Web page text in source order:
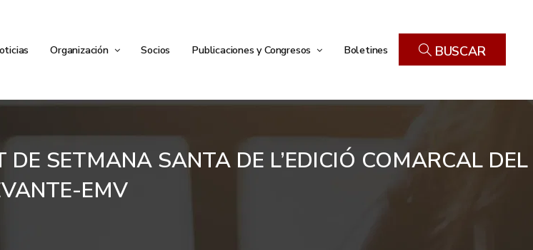
Organización Socios Publicaciones y Congresos Boletines BUSCAR
DE SETMANA SANTA DE L’EDICIÓ COMARCAL DEL
EMV